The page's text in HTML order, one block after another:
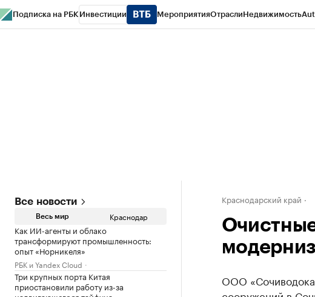
Подписка на РБК Инвестиции МероприятияОтраслиНедвижимость
Все новости
Весь мир Краснодар
Как ИИ-агенты и облако
трансформируют промышленность:
опыт «Норникеля»
РБК и Yandex Cloud
Три крупных порта Китая
приостановили работу из-за
Краснодарский край
ООО